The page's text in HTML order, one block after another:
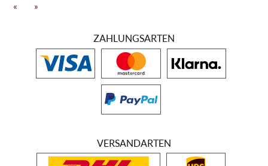
« »
ZAHLUNGSARTEN
VERSANDARTEN